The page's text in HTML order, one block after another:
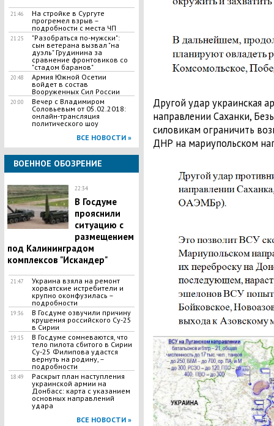
21:46
На стройке в Сургуте
прогремел взрыв –
подробности с места ЧП
21:25
"Разобраться по-мужски":
сын ветерана вызвал "на
дуэль" Грудинина за
сравнение фронтовиков со
"стадом баранов"
20:48
Армия Южной Осетии
войдет в состав
Вооруженных Сил России
20:00
Вечер с Владимиром
Соловьевым от 05.02.2018:
онлайн-трансляция
политического шоу
ВСЕ НОВОСТИ »
ВОЕННОЕ ОБОЗРЕНИЕ
22:34
В Госдуме
прояснили
ситуацию с
размещением
под Калининградом
комплексов "Искандер"
21:47
Украина взяла на ремонт
хорватские истребители и
крупно оконфузилась –
подробности
19:36
В Госдуме озвучили причину
крушения российского Су-25
в Сирии
19:15
В Госдуме сомневаются, что
тело пилота сбитого в Сирии
Су-25 Филипова удастся
вернуть на родину, –
подробности
18:49
Раскрыт план наступления
украинской армии на
Донбасс: карта с указанием
основных направлений
удара
ВСЕ НОВОСТИ »
Другой удар украинская
направлении Саханки,
силовикам ограничить
ДНР на мариупольском